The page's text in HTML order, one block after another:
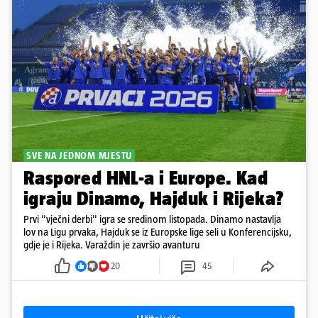
SVE NA JEDNOM MJESTU
Raspored HNL-a i Europe. Kad
igraju Dinamo, Hajduk i Rijeka?
Prvi "vječni derbi" igra se sredinom listopada. Dinamo nastavlja
lov na Ligu prvaka, Hajduk se iz Europske lige seli u Konferencijsku,
gdje je i Rijeka. Varaždin je završio avanturu
20 45